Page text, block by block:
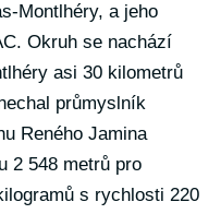
Montlhéry, a jeho
Okruh se nachází
asi 30 kilometrů
průmyslník
Reného Jamina
2 548 metrů pro
s rychlosti 220